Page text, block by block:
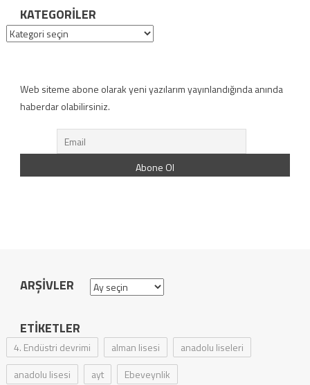
KATEGORILER
Kategoriler
Web siteme abone olarak yeni yazılarım yayınlandığında anında
haberdar olabilirsiniz.
ARŞIVLER Arşivler
ETIKETLER
4. Endüstri devrimi alman lisesi
anadolu liseleri
anadolu lisesi
ayt
Ebeveynlik